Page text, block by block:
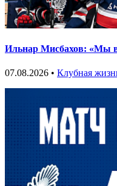
Ильнар Мисбахов: «Мы
07.08.2026 • Клубная